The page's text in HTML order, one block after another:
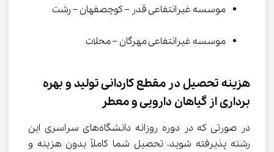
موسسه غیرانتفاعی قدر – کوچصفهان – رشت
موسسه غیرانتفاعی مهرگان – محلات
هزینه تحصیل در مقطع ﻛﺎردانی ﺗﻮلید و ﺑﻬﺮه
ﺑﺮداری از گیاﻫﺎن دارویی و ﻣﻌﻄﺮ
در صورتی که در دوره روزانه دانشگاه‌های سراسری این
رشته پذیرفته شوید، تحصیل شما کاملاً بدون هزینه و